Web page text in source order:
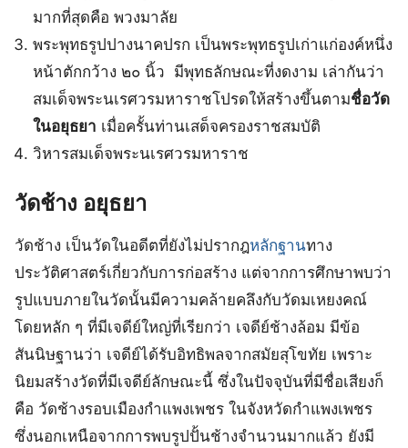
มากที่สุดคือ พวงมาลัย
พระพุทธรูปปางนาคปรก เป็นพระพุทธรูปเก่าแก่องค์หนึ่ง
หน้าตักกว้าง ๒๐ นิ้ว มีพุทธลักษณะที่งดงาม เล่ากันว่า
สมเด็จพระนเรศวรมหาราชโปรดให้สร้างขึ้นตามชื่อวัด
ในอยุธยา เมื่อครั้นท่านเสด็จครองราชสมบัติ
วิหารสมเด็จพระนเรศวรมหาราช
วัดช้าง อยุธยา
วัดช้าง เป็นวัดในอดีตที่ยังไม่ปรากฎหลักฐานทาง
ประวัติศาสตร์เกี่ยวกับการก่อสร้าง แต่จากการศึกษาพบว่า
รูปแบบภายในวัดนั้นมีความคล้ายคลึงกับวัดมเหยงคณ์
โดยหลัก ๆ ที่มีเจดีย์ใหญ่ที่เรียกว่า เจดีย์ช้างล้อม มีข้อ
สันนิษฐานว่า เจดีย์ได้รับอิทธิพลจากสมัยสุโขทัย เพราะ
นิยมสร้างวัดที่มีเจดีย์ลักษณะนี้ ซึ่งในปัจจุบันที่มีชื่อเสียงก็
คือ วัดช้างรอบเมืองกำแพงเพชร ในจังหวัดกำแพงเพชร
ซึ่งนอกเหนือจากการพบรูปปั้นช้างจำนวนมากแล้ว ยังมี